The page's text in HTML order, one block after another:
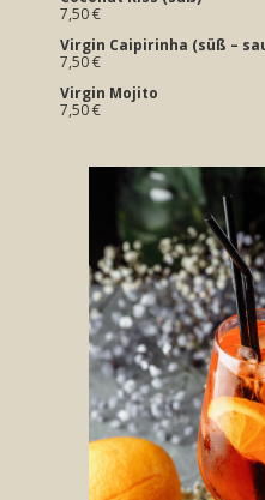
7,50 €
Virgin Caipirinha (süß –
7,50 €
Virgin Mojito
7,50 €